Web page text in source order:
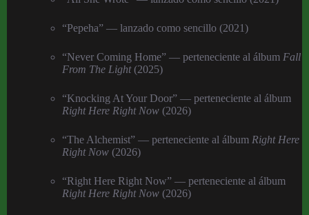
“Pepeha” — lanzado como sencillo (2021)
“Never Coming Home” — perteneciente al álbum Fall
From The Light(2025)
“Knocking At Your Door” — perteneciente al álbum
Right Here Right Now (2026)
“The Alchemist” — perteneciente al álbum Right Here
Right Now (2026)
“Right Here Right Now” — perteneciente al álbum
Right Here Right Now (2026)